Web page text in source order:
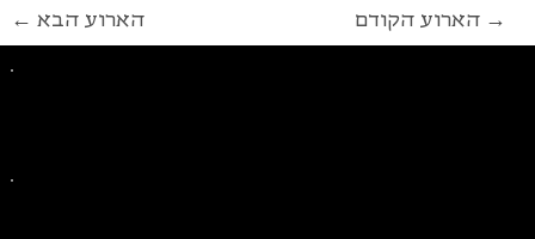
← הארוע הבא הארוע הקודם →